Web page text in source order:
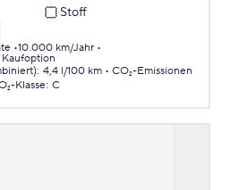
Stoff
10.000 km/Jahr
Kaufoption
: 4,4 l/100 km
CO₂-Emissionen
Klasse: C